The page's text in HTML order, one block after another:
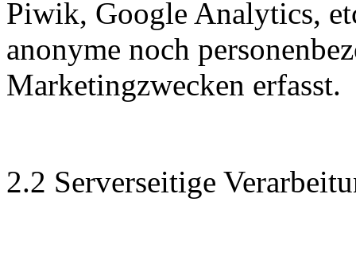
Piwik, Google Analytics,
anonyme noch
Marketingzwecken erfasst.
2.2 Serverseitige